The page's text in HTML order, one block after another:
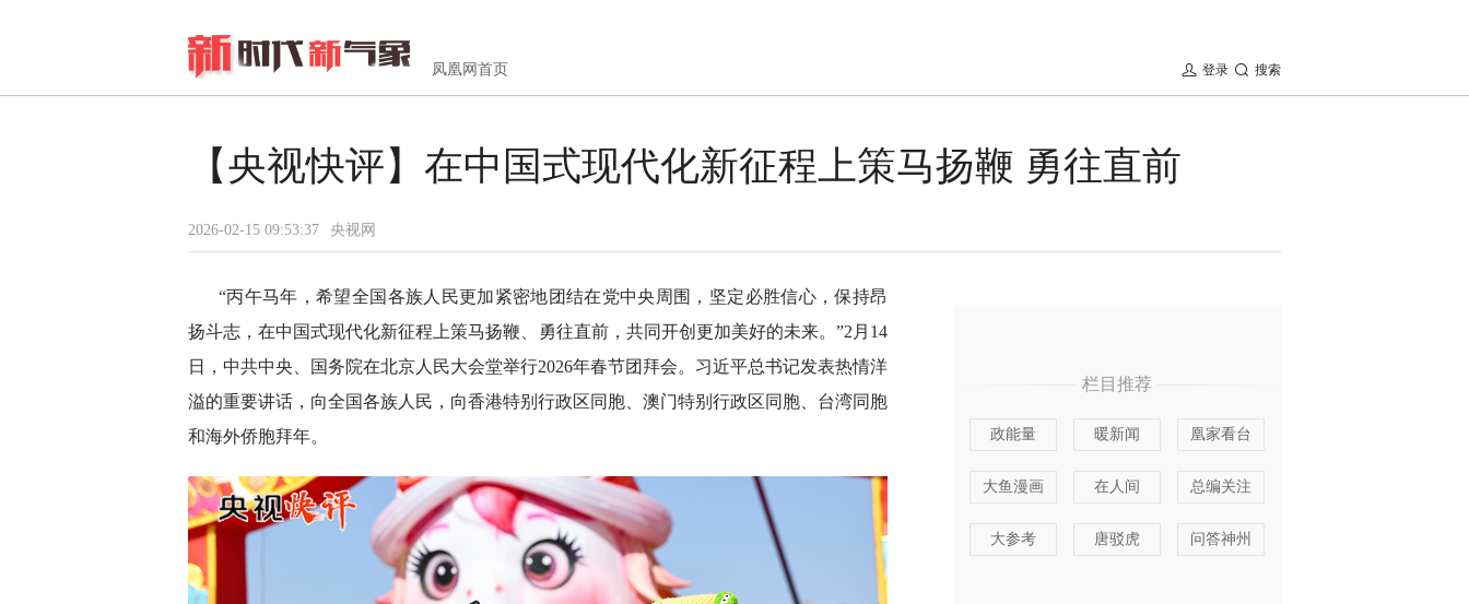
凤凰网首页 搜索
登录
【央视快评】在中国式现代化新征程上策马扬鞭 勇往直前
2026-02-15 09:53:37 央视网
“丙午马年，希望全国各族人民更加紧密地团结在党中央周围，坚定必胜信心，保持昂
扬斗志，在中国式现代化新征程上策马扬鞭、勇往直前，共同开创更加美好的未来。”2月14
日，中共中央、国务院在北京人民大会堂举行2026年春节团拜会。习近平总书记发表热情洋
溢的重要讲话，向全国各族人民，向香港特别行政区同胞、澳门特别行政区同胞、台湾同胞
和海外侨胞拜年。
栏目推荐
政能量 暖新闻 凰家看台
大鱼漫画 在人间 总编关注
大参考 唐驳虎 问答神州